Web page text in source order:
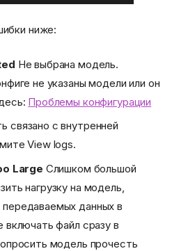
ниже:
Не выбрана модель.
не указаны модели или он
Проблемы конфигурации
с внутренней
View logs.
Large Слишком большой
нагрузку на модель,
данных в
файл сразу в
модель прочесть